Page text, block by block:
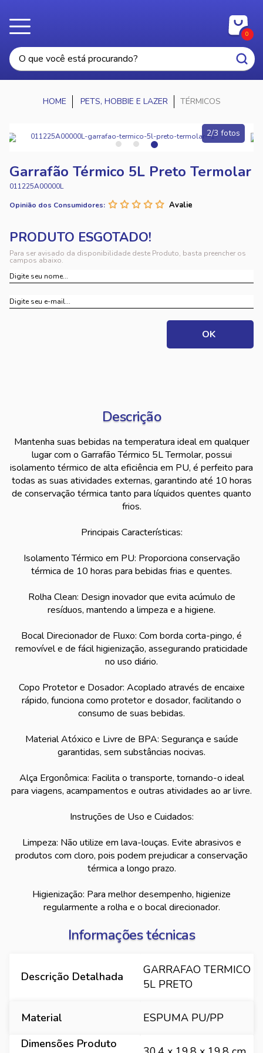
0
PETS, HOBBIE E LAZER TÉRMICOS
2/3 fotos
Garrafão Térmico 5L Preto Termolar
011225A00000L
Opinião dos Consumidores:
Para ser avisado da disponibilidade deste Produto, basta preencher os
campos abaixo.
Descrição
Mantenha suas bebidas na temperatura ideal em qualquer
lugar com o Garrafão Térmico 5L Termolar, possui
isolamento térmico de alta eficiência em PU, é perfeito para
todas as suas atividades externas, garantindo até 10 horas
de conservação térmica tanto para líquidos quentes quanto
frios.
Principais Características:
Isolamento Térmico em PU: Proporciona conservação
térmica de 10 horas para bebidas frias e quentes.
Rolha Clean: Design inovador que evita acúmulo de
resíduos, mantendo a limpeza e a higiene.
Bocal Direcionador de Fluxo: Com borda corta-pingo, é
removível e de fácil higienização, assegurando praticidade
no uso diário.
Copo Protetor e Dosador: Acoplado através de encaixe
rápido, funciona como protetor e dosador, facilitando o
consumo de suas bebidas.
Material Atóxico e Livre de BPA: Segurança e saúde
garantidas, sem substâncias nocivas.
Alça Ergonômica: Facilita o transporte, tornando-o ideal
para viagens, acampamentos e outras atividades ao ar livre.
Instruções de Uso e Cuidados:
Limpeza: Não utilize em lava-louças. Evite abrasivos e
produtos com cloro, pois podem prejudicar a conservação
térmica a longo prazo.
Higienização: Para melhor desempenho, higienize
regularmente a rolha e o bocal direcionador.
Informações técnicas
Descrição Detalhada
GARRAFAO TERMICO
5L PRETO
Material
ESPUMA PU/PP
Dimensões Produto